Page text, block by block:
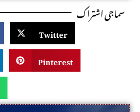
سماجی اشتراک
Twitter
Pinterest